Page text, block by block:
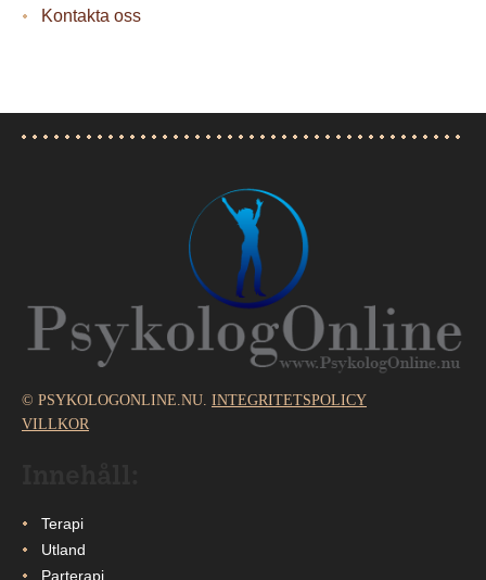
Kontakta oss
© PSYKOLOGONLINE.NU. INTEGRITETSPOLICY
VILLKOR
Terapi
Utland
Parterapi